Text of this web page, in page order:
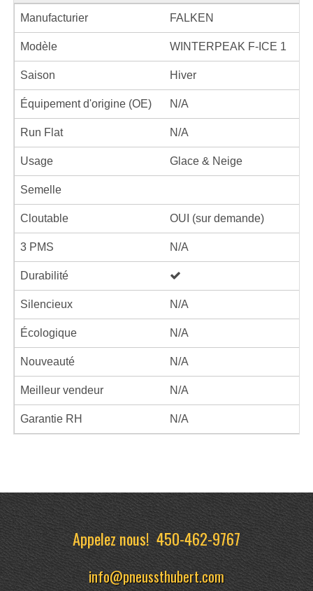
Manufacturier FALKEN
Modèle WINTERPEAK F-ICE 1
Saison Hiver
Équipement d'origine (OE) N/A
Run Flat N/A
Usage Glace & Neige
Semelle
Cloutable OUI (sur demande)
3 PMS N/A
Durabilité
Silencieux N/A
Écologique N/A
Nouveauté N/A
Meilleur vendeur N/A
Garantie RH N/A
Appelez nous!450-462-9767
info@pneussthubert.com